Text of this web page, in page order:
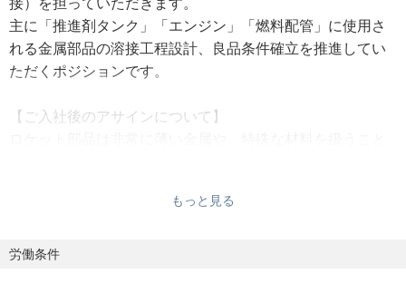
主に「推進剤タンク」「エンジン」「燃料配管」に使用さ
れる金属部品の溶接工程設計、良品条件確立を推進してい
ただくポジションです。
【ご入社後のアサインについて】
入社後は経験豊富な先輩の生産技術エンジニアと連携しな
すので、
もっと見る
労働条件